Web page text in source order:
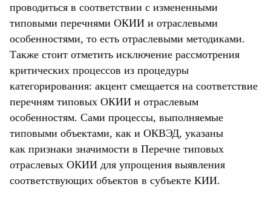
проводиться в соответствии с измененными
типовыми перечнями ОКИИ и отраслевыми
особенностями, то есть отраслевыми методиками.
Также стоит отметить исключение рассмотрения
критических процессов из процедуры
категорирования: акцент смещается на соответствие
перечням типовых ОКИИ и отраслевым
особенностям. Сами процессы, выполняемые
типовыми объектами, как и ОКВЭД, указаны
как признаки значимости в Перечне типовых
отраслевых ОКИИ для упрощения выявления
соответствующих объектов в субъекте КИИ.